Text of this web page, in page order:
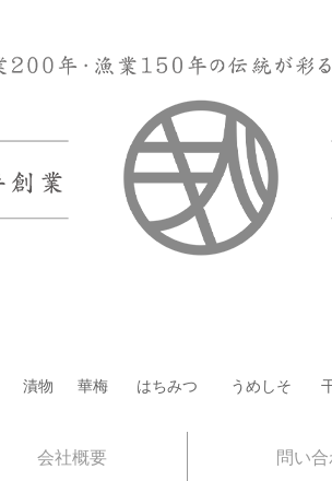
漬物 華梅 はちみつ うめしそ
会社概要 問い